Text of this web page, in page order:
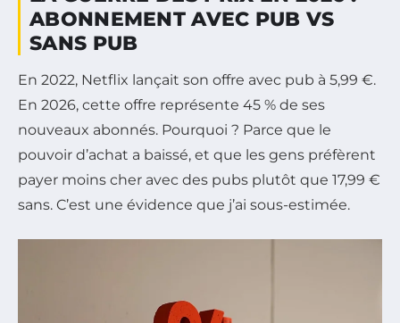
ABONNEMENT AVEC PUB VS
SANS PUB
En 2022, Netflix lançait son offre avec pub à 5,99 €.
En 2026, cette offre représente 45 % de ses
nouveaux abonnés. Pourquoi ? Parce que le
pouvoir d’achat a baissé, et que les gens préfèrent
payer moins cher avec des pubs plutôt que 17,99 €
sans. C’est une évidence que j’ai sous-estimée.